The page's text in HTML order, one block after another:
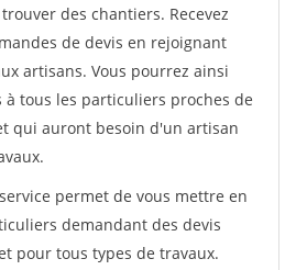
des chantiers. Recevez
de devis en rejoignant
artisans. Vous pourrez ainsi
à tous les particuliers proches de
qui auront besoin d'un artisan
permet de vous mettre en
demandant des devis
pour tous types de travaux.